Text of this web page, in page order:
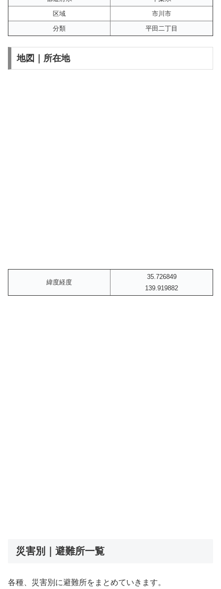
区域
市川市
分類
平田二丁目
地図｜所在地
緯度経度
35.726849
139.919882
災害別｜避難所一覧
各種、災害別に避難所をまとめていきます。